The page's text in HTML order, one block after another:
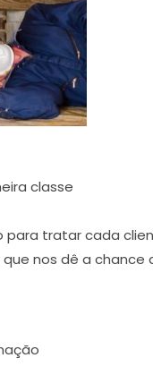
classe
para tratar cada
nos dê a chance